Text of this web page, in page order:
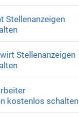
Stellenanzeigen
Stellenanzeigen
kostenlos schalten